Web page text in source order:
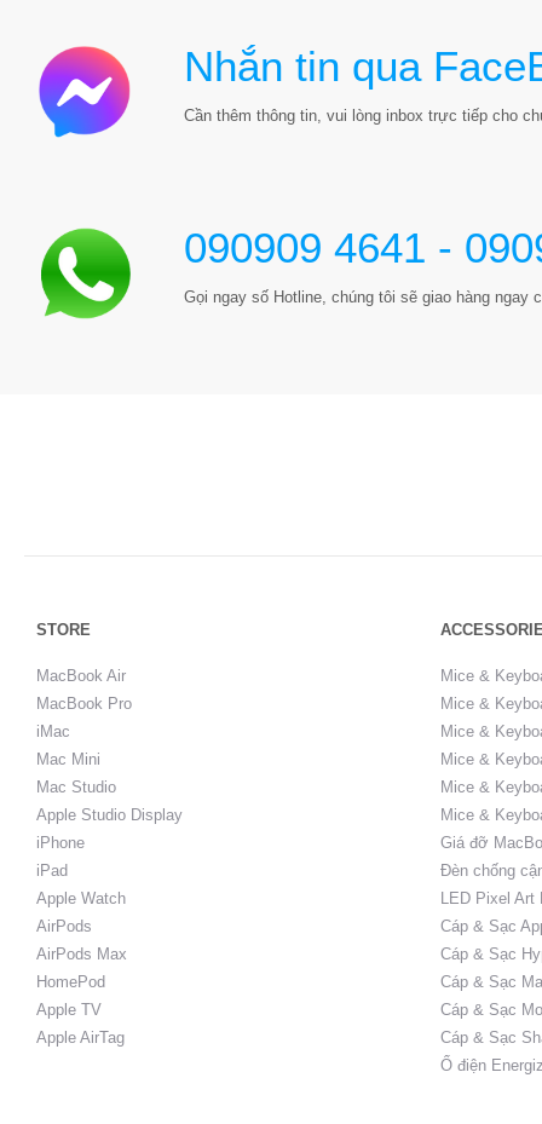
Nhắn tin qua
Cần thêm thông tin, vui lòng inbox trực tiếp cho
090909 4641 -
Gọi ngay số Hotline, chúng tôi sẽ giao hàng ngay
STORE
MacBook Air
MacBook Pro
iMac
Mac Mini
Mac Studio
Apple Studio Display
iPhone
iPad
Apple Watch
AirPods
AirPods Max
HomePod
Apple TV
Apple AirTag
Mice &
Mice &
Mice &
Mice &
Mice &
Mice &
Giá đỡ
Đèn chống
LED Pixel Art
Cáp & Sạc
Cáp & Sạc
Cáp & Sạc
Cáp & Sạc
Cáp & Sạc
Ổ điện